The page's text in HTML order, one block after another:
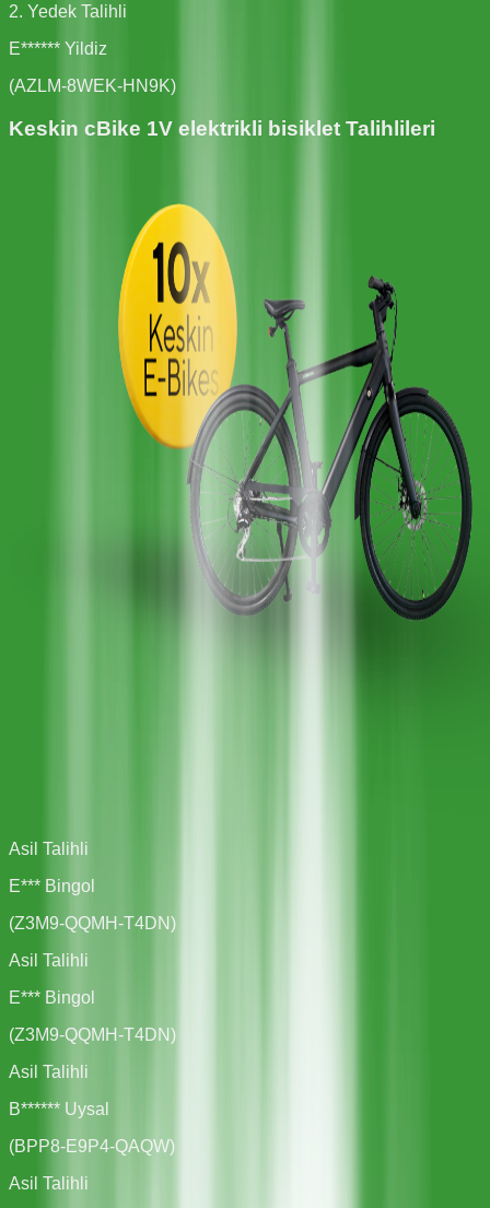
2. Yedek Talihli
E****** Yildiz
(AZLM-8WEK-HN9K)
Keskin cBike 1V elektrikli bisiklet Talihlileri
Asil Talihli
E*** Bingol
(Z3M9-QQMH-T4DN)
Asil Talihli
E*** Bingol
(Z3M9-QQMH-T4DN)
Asil Talihli
B****** Uysal
(BPP8-E9P4-QAQW)
Asil Talihli